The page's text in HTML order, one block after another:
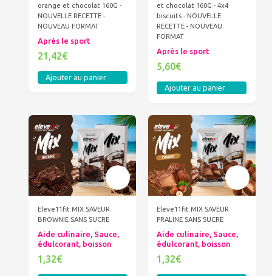
orange et chocolat 160G -
NOUVELLE RECETTE -
NOUVEAU FORMAT
Après le sport
21,42€
Ajouter au panier
et chocolat 160G - 4x4
biscuits - NOUVELLE
RECETTE - NOUVEAU
FORMAT
Après le sport
5,60€
Ajouter au panier
Eleve11fit MIX SAVEUR
BROWNIE SANS SUCRE
Aide culinaire, Sauce,
édulcorant, boisson
1,32€
Eleve11fit MIX SAVEUR
PRALINE SANS SUCRE
Aide culinaire, Sauce,
édulcorant, boisson
1,32€